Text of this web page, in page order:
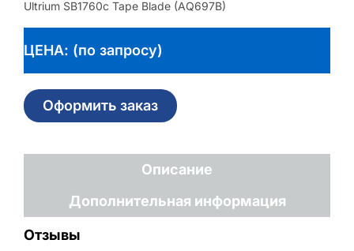
Ultrium SB1760c Tape Blade (AQ697B)
ЦЕНА: (по запросу)
Оформить заказ
Описание
Дополнительная информация
Отзывы